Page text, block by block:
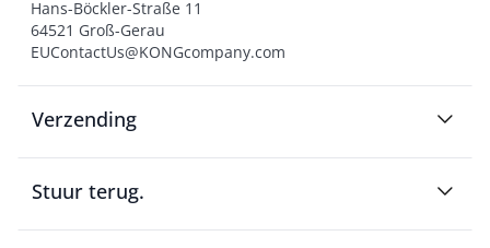
Hans-Böckler-Straße 11
64521 Groß-Gerau
EUContactUs@KONGcompany.com
Verzending
Stuur terug.